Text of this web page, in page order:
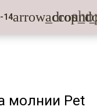
14
молнии Pet